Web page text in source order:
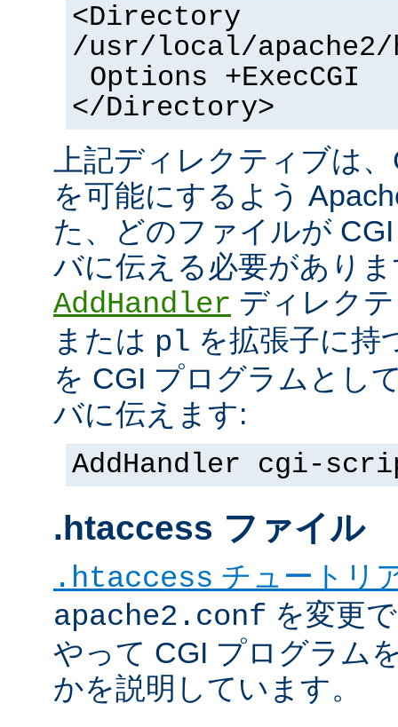
<Directory
/usr/local/apache2/
Options +ExecCGI
</Directory>
上記ディレクティブは
を可能にするよう
た、どのファイルが
バに伝える必要があり
AddHandler ディレク
または pl を拡張子に持
を CGI プログラムとし
バに伝えます:
AddHandler cgi-
.htaccess ファイル
.htaccess チュートリ
apache2.conf を変更
やって CGI プログラム
かを説明しています。